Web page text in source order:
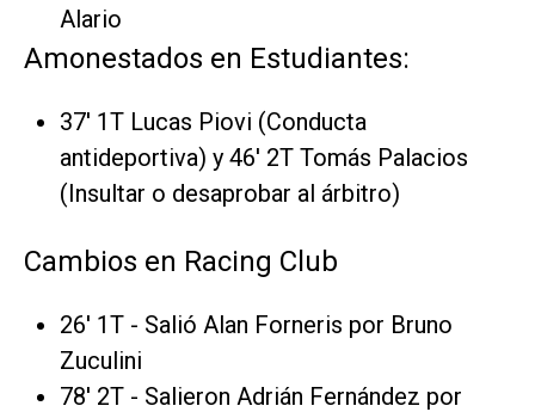
Alario
Amonestados en Estudiantes:
37' 1T Lucas Piovi (Conducta
antideportiva) y 46' 2T Tomás Palacios
(Insultar o desaprobar al árbitro)
Cambios en Racing Club
26' 1T - Salió Alan Forneris por Bruno
Zuculini
78' 2T - Salieron Adrián Fernández por